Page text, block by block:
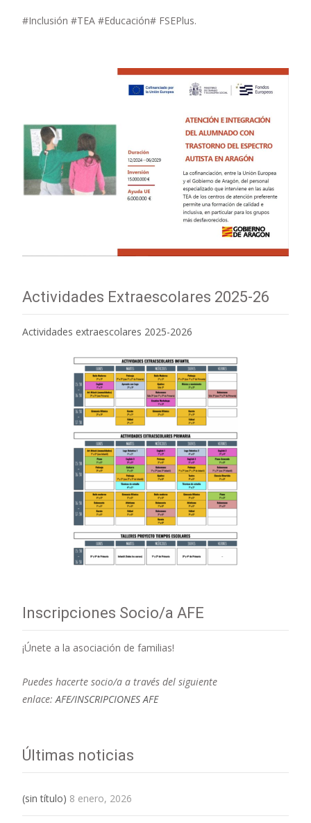
#Inclusión #TEA #Educación# FSEPlus.
Actividades Extraescolares 2025-26
Actividades extraescolares 2025-2026
Inscripciones Socio/a AFE
¡Únete a la asociación de familias!
Puedes hacerte socio/a a través del siguiente
enlace:AFE/INSCRIPCIONES AFE
Últimas noticias
(sin título) 8 enero, 2026